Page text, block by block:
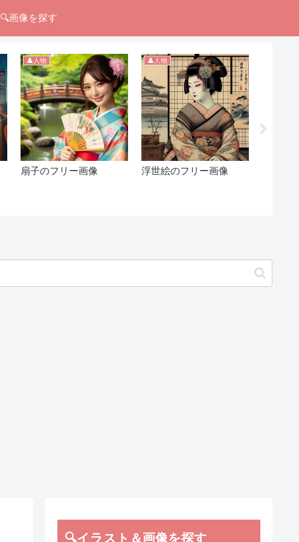
🔍画像を探す
👤人物
扇子のフリー画像
👤人物
浮世絵のフリー画像
🔍イラスト＆画像を探す